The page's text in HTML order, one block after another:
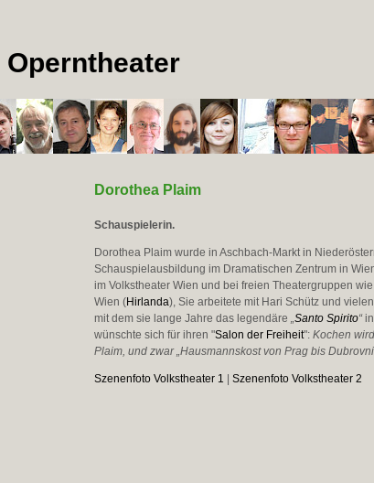
Operntheater
Dorothea Plaim
Schauspielerin.
Dorothea Plaim wurde in Aschbach-Markt in
Schauspielausbildung im Dramatischen Zentrum in
im Volkstheater Wien und bei freien Theatergruppen
Wien (Hirlanda), Sie arbeitete mit Hari Schütz und
mit dem sie lange Jahre das legendäre „Santo Spirito“in
wünschte sich für ihren "Salon der Freiheit": Kochen
Plaim, und zwar „Hausmannskost von Prag bis
Szenenfoto Volkstheater 1 Szenenfoto Volkstheater 2